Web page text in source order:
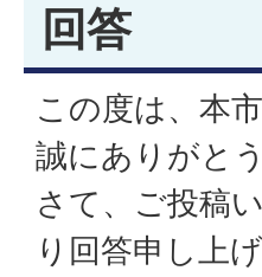
回答
この度は、本
誠にありがと
さて、ご投稿
り回答申し上げ